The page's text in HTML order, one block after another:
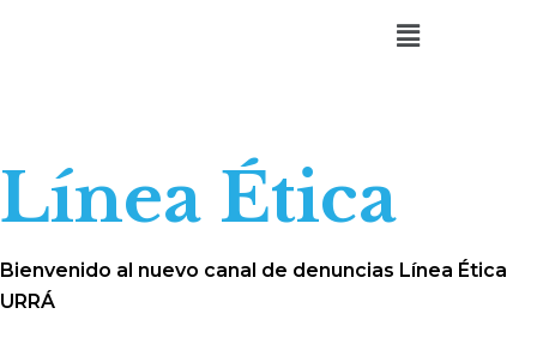
Línea Ética
Bienvenido al nuevo canal de denuncias Línea Ética
URRÁ